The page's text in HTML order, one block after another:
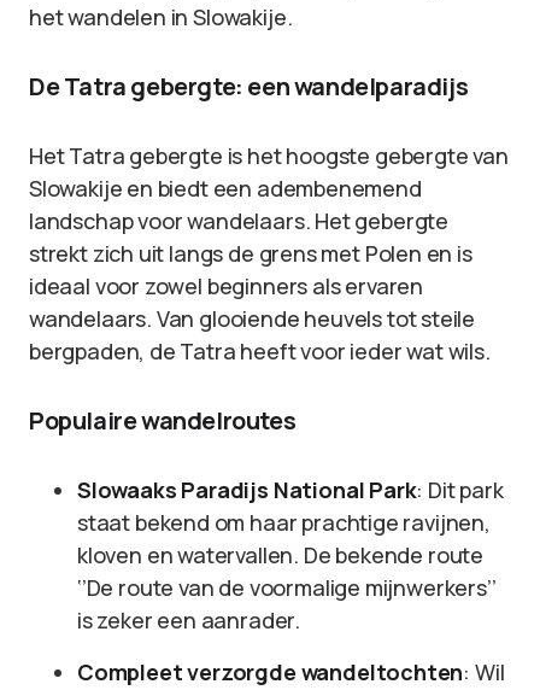
het wandelen in Slowakije.
De Tatra gebergte: een wandelparadijs
Het Tatra gebergte is het hoogste gebergte van
Slowakije en biedt een adembenemend
landschap voor wandelaars. Het gebergte
strekt zich uit langs de grens met Polen en is
ideaal voor zowel beginners als ervaren
wandelaars. Van glooiende heuvels tot steile
bergpaden, de Tatra heeft voor ieder wat wils.
Populaire wandelroutes
Slowaaks Paradijs National Park: Dit park
staat bekend om haar prachtige ravijnen,
kloven en watervallen. De bekende route
‘’De route van de voormalige mijnwerkers’’
is zeker een aanrader.
Compleet verzorgde wandeltochten: Wil